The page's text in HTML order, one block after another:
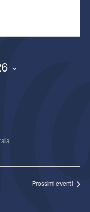
Prossimi eventi